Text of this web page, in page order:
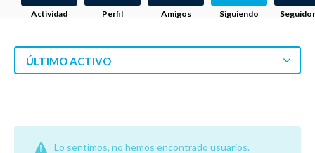
Actividad Perfil Amigos Siguiendo
ÚLTIMO ACTIVO
Lo sentimos, no hemos encontrado usuarios.